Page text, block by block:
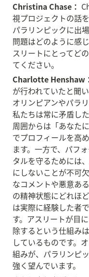
Christina Chase：
視プロジェクトの話
パラリンピックに出
問題はどのように感
スリートにとってど
てください。
Charlotte Henshaw
が行われていたと聞
オリンピアンやパラ
私たちは常に矛盾し
周囲からは「あなた
でプロフィールを高
ます。一方で、パフ
タルを守るためには
にしないことが不可
なコメントや悪意あ
の精神状態にどれほ
は実際に経験した者
す。アスリートが目
除するという仕組み
しているものです。
組みが、パラリンピ
強く望んでいます。